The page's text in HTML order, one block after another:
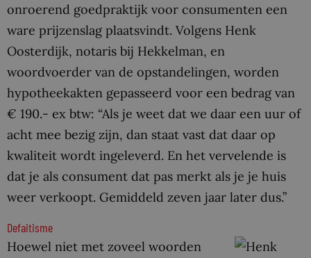
onroerend goedpraktijk voor consumenten een
ware prijzenslag plaatsvindt. Volgens Henk
Oosterdijk, notaris bij Hekkelman, en
woordvoerder van de opstandelingen, worden
hypotheekakten gepasseerd voor een bedrag van
€ 190.- ex btw: “Als je weet dat we daar een uur of
acht mee bezig zijn, dan staat vast dat daar op
kwaliteit wordt ingeleverd. En het vervelende is
dat je als consument dat pas merkt als je je huis
weer verkoopt. Gemiddeld zeven jaar later dus.”
Defaitisme
Hoewel niet met zoveel woorden